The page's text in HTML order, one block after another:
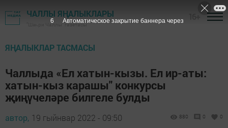
ЧАЛЛЫ ЯҢАЛЫКЛАРЫ
"Шәһри Чаллы" газетасы
ЯҢАЛЫКЛАР ТАСМАСЫ
Чаллыда «Ел хатын-кызы. Ел ир-аты:
хатын-кыз карашы" конкурсы
җиңүчеләре билгеле булды
автор, 19 гыйнвар 2022 - 09:50 880 0 0
6 Автоматическое закрытие баннера через